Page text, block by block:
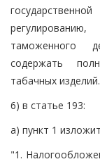
таможенного
содержать
табачных
6) в статье 193:
а) пункт 1
"1.